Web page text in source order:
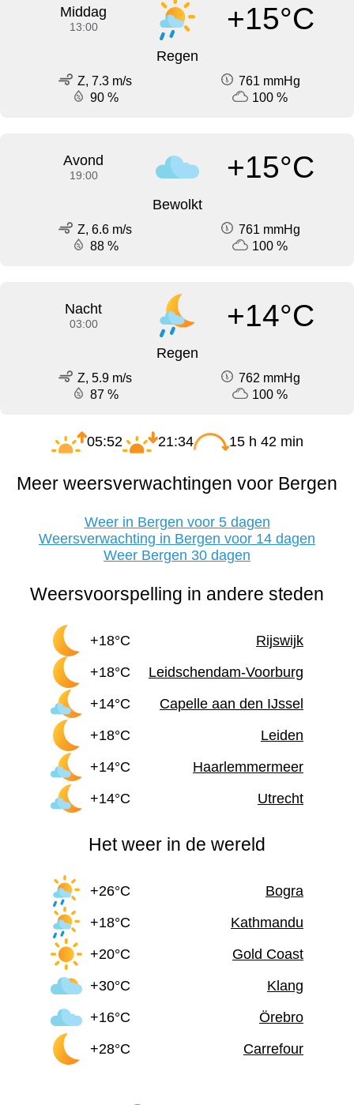
Middag
13:00 +15°C
Regen
Z, 7.3 m/s
761 mmHg
90 %
100 %
Avond
19:00 +15°C
Bewolkt
Z, 6.6 m/s
761 mmHg
88 %
100 %
Nacht
03:00 +14°C
Regen
Z, 5.9 m/s
762 mmHg
87 %
100 %
05:52 21:34 15 h 42 min
Meer weersverwachtingen voor Bergen
Weer in Bergen voor 5 dagen
Weersverwachting in Bergen voor 14 dagen
Weer Bergen 30 dagen
Weersvoorspelling in andere steden
+18°C
Rijswijk
+18°C
Leidschendam-Voorburg
+14°C
Capelle aan den IJssel
+18°C
Leiden
+14°C
Haarlemmermeer
+14°C
Utrecht
Het weer in de wereld
+26°C
Bogra
+18°C
Kathmandu
+20°C
Gold Coast
+30°C
Klang
+16°C
Örebro
+28°C
Carrefour